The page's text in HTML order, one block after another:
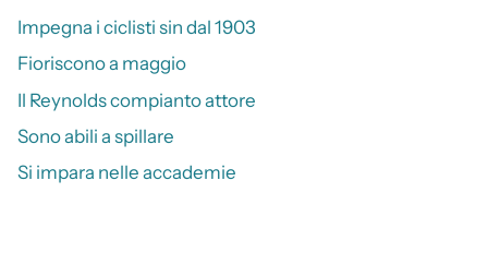
Impegna i ciclisti sin dal 1903
Fioriscono a maggio
Il Reynolds compianto attore
Sono abili a spillare
Si impara nelle accademie